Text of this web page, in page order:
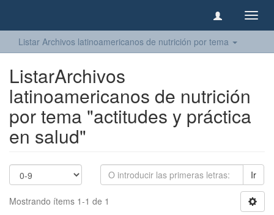
Listar Archivos latinoamericanos de nutrición por tema
ListarArchivos
latinoamericanos de nutrición
por tema "actitudes y práctica
en salud"
Ir
Mostrando ítems 1-1 de 1